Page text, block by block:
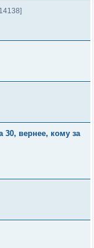
30, вернее, кому за